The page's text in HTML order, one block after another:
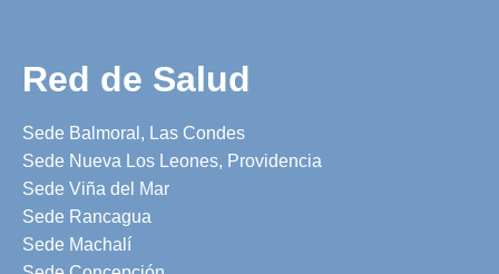
Red de Salud
Sede Balmoral, Las Condes
Sede Nueva Los Leones, Providencia
Sede Viña del Mar
Sede Rancagua
Sede Machalí